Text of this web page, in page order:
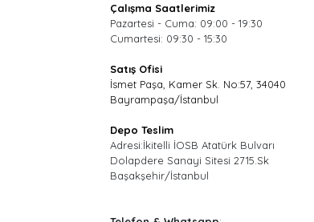
Çalışma Saatlerimiz
Pazartesi - Cuma: 09:00 - 19:30
Cumartesi: 09:30 - 15:30
Satış Ofisi
İsmet Paşa, Kamer Sk. No:57, 34040
Bayrampaşa/İstanbul
Depo Teslim
Adresi:İkitelli İOSB Atatürk Bulvarı
Dolapdere Sanayi Sitesi 2715.Sk
Başakşehir/İstanbul